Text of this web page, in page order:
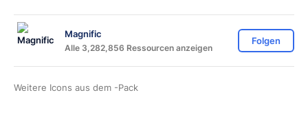
Magnific
Alle 3,282,856 Ressourcen anzeigen
Folgen
Weitere Icons aus dem -Pack